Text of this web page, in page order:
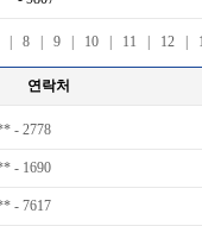
연락처